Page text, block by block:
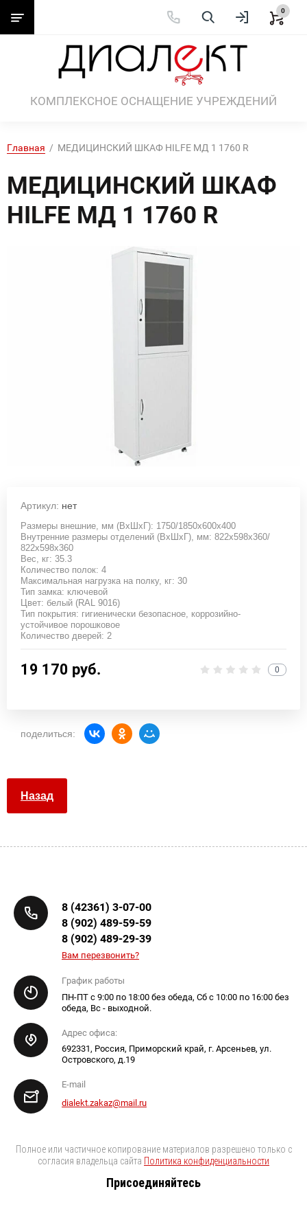
0
КОМПЛЕКСНОЕ ОСНАЩЕНИЕ УЧРЕЖДЕНИЙ
Главная
  /  МЕДИЦИНСКИЙ ШКАФ HILFE МД 1 1760 R
МЕДИЦИНСКИЙ ШКАФ
HILFE МД 1 1760 R
Артикул: нет
Размеры внешние, мм (ВхШхГ): 1750/1850x600x400
Внутренние размеры отделений (ВхШхГ), мм: 822x598x360/
822x598x360
Вес, кг: 35.3
Количество полок: 4
Максимальная нагрузка на полку, кг: 30
Тип замка: ключевой
Цвет: белый (RAL 9016)
Тип покрытия: гигиенически безопасное, коррозийно-
устойчивое порошковое
Количество дверей: 2
19 170 руб. 0
поделиться:
Назад
8 (42361) 3-07-00
8 (902) 489-59-59
8 (902) 489-29-39
Вам перезвонить?
График работы
ПН-ПТ с 9:00 по 18:00 без обеда, Сб с 10:00 по 16:00 без
обеда, Вс - выходной.
Адрес офиса:
692331, Россия, Приморский край, г. Арсеньев, ул.
Островского, д.19
E-mail
dialekt.zakaz@mail.ru
Полное или частичное копирование материалов разрешено только с
согласия владельца сайта Политика конфиденциальности
Присоединяйтесь